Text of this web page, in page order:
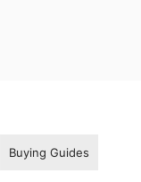
Buying Guides